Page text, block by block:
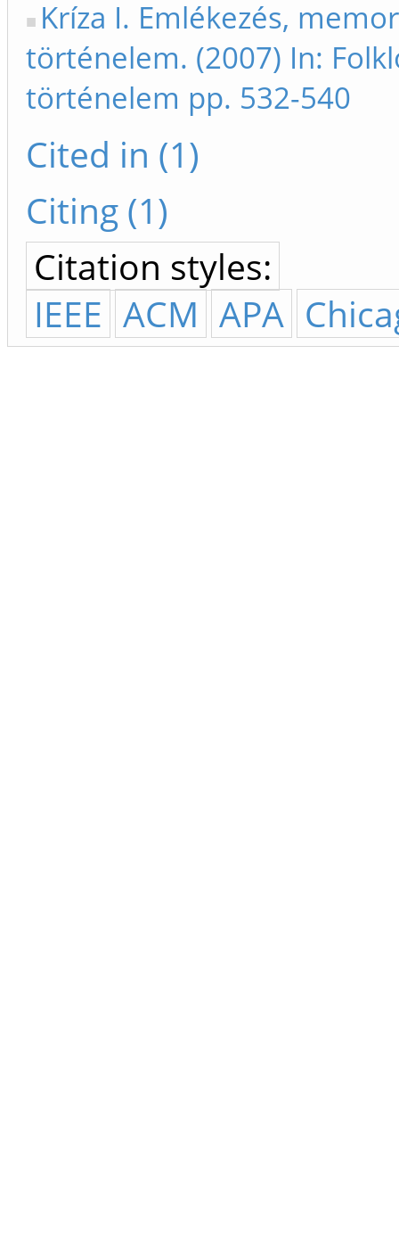
Kríza I. Emlékezés,
történelem. (2007) In:
történelem pp. 532-540
Cited in (1)
Citing (1)
Citation styles:
IEEE ACM APA